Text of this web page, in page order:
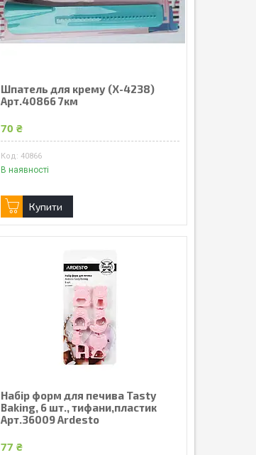
Шпатель для крему (X-4238)
Арт.40866 7км
70 ₴
40866
В наявності
Купити
Набір форм для печива Tasty
Baking, 6 шт., тифани,пластик
Арт.36009 Ardesto
77 ₴